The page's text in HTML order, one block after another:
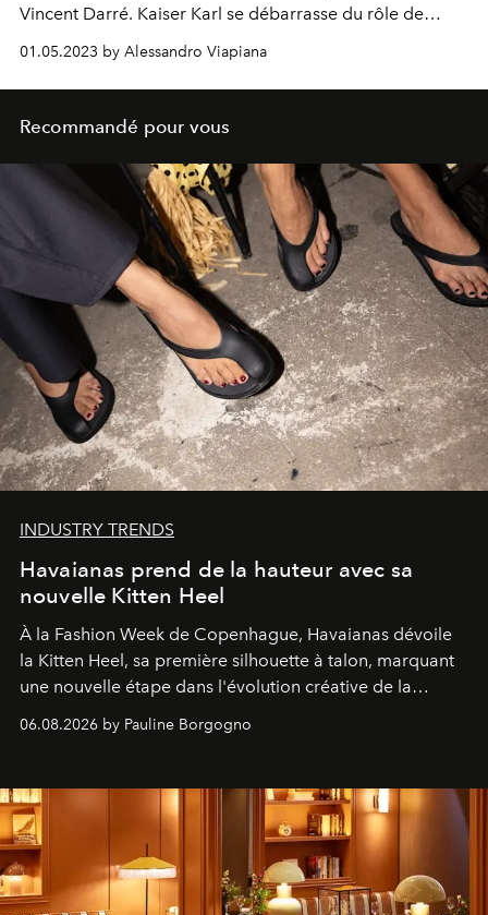
Vincent Darré. Kaiser Karl se débarrasse du rôle de
styliste pour celui de photographe, tournant un éditorial
(et la couverture du numéro) qui met en scène les
protagonistes d'Opium, un film sur Cocteau réalisé par
Arielle Dombasle, avec
01.05.2023 by Alessandro Viapiana
Recommandé pour vous
INDUSTRY TRENDS
Havaianas prend de la hauteur avec sa
nouvelle Kitten Heel
À la Fashion Week de Copenhague, Havaianas dévoile
la Kitten Heel, sa première silhouette à talon, marquant
une nouvelle étape dans l'évolution créative de la
06.08.2026 by Pauline Borgogno